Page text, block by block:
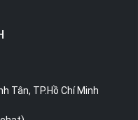
Tân, TP.Hồ Chí Minh